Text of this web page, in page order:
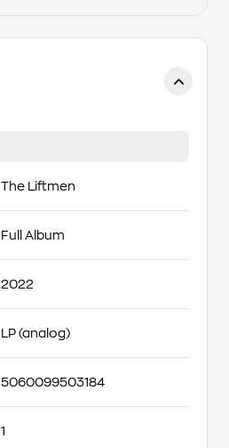
The Liftmen
Full Album
2022
LP (analog)
5060099503184
1